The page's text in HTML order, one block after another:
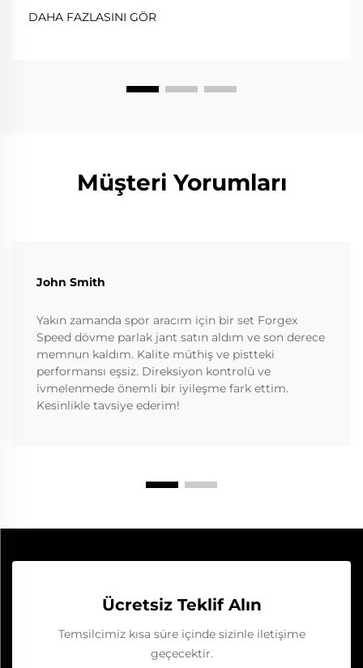
aşırı hafiflik, dayanıklılık ve hassasiyet ister. Dövme
jantlar...
DAHA FAZLASINI GÖR
Müşteri Yorumları
John Smith
Yakın zamanda spor aracım için bir set Forgex
Speed dövme parlak jant satın aldım ve son derece
memnun kaldım. Kalite müthiş ve pistteki
performansı eşsiz. Direksiyon kontrolü ve
ivmelenmede önemli bir iyileşme fark ettim.
Kesinlikle tavsiye ederim!
Ücretsiz Teklif Alın
Temsilcimiz kısa süre içinde sizinle iletişime
geçecektir.